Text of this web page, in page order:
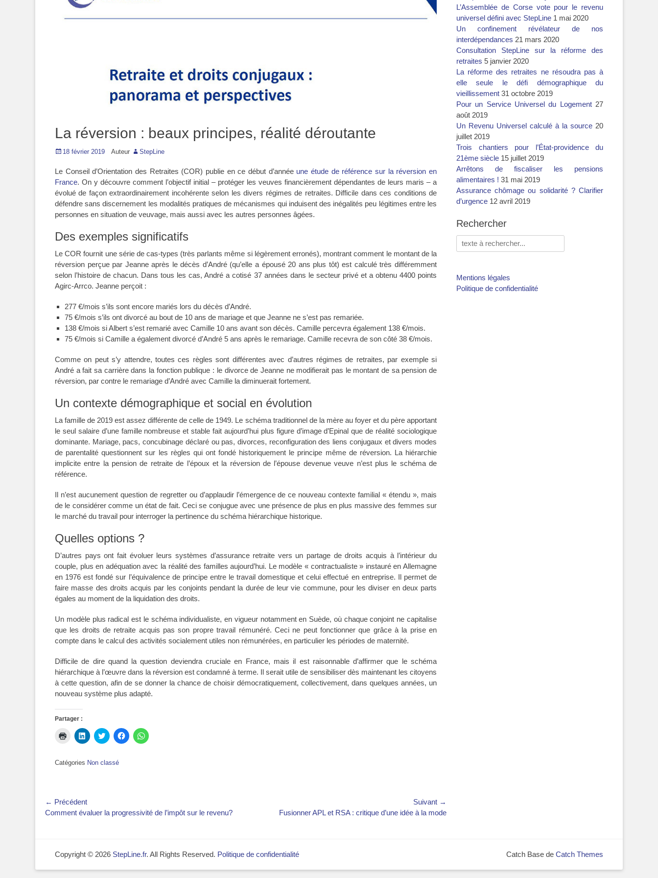
La réversion : beaux principes, réalité déroutante
Posted
18 février 2019 Auteur StepLine
Le Conseil d’Orientation des Retraites (COR) publie en ce début d’année une étude de référence sur la réversion en
France. On y découvre comment l’objectif initial – protéger les veuves financièrement dépendantes de leurs maris – a
évolué de façon extraordinairement incohérente selon les divers régimes de retraites. Difficile dans ces conditions de
défendre sans discernement les modalités pratiques de mécanismes qui induisent des inégalités peu légitimes entre les
personnes en situation de veuvage, mais aussi avec les autres personnes âgées.
Des exemples significatifs
Le COR fournit une série de cas-types (très parlants même si légèrement erronés), montrant comment le montant de la
réversion perçue par Jeanne après le décès d’André (qu’elle a épousé 20 ans plus tôt) est calculé très différemment
selon l’histoire de chacun. Dans tous les cas, André a cotisé 37 années dans le secteur privé et a obtenu 4400 points
Agirc-Arrco. Jeanne perçoit :
277 €/mois s’ils sont encore mariés lors du décès d’André.
75 €/mois s’ils ont divorcé au bout de 10 ans de mariage et que Jeanne ne s’est pas remariée.
138 €/mois si Albert s’est remarié avec Camille 10 ans avant son décès. Camille percevra également 138 €/mois.
75 €/mois si Camille a également divorcé d’André 5 ans après le remariage. Camille recevra de son côté 38 €/mois.
Comme on peut s’y attendre, toutes ces règles sont différentes avec d’autres régimes de retraites, par exemple si
André a fait sa carrière dans la fonction publique : le divorce de Jeanne ne modifierait pas le montant de sa pension de
réversion, par contre le remariage d’André avec Camille la diminuerait fortement.
Un contexte démographique et social en évolution
La famille de 2019 est assez différente de celle de 1949. Le schéma traditionnel de la mère au foyer et du père apportant
le seul salaire d’une famille nombreuse et stable fait aujourd’hui plus figure d’image d’Epinal que de réalité sociologique
dominante. Mariage, pacs, concubinage déclaré ou pas, divorces, reconfiguration des liens conjugaux et divers modes
de parentalité questionnent sur les règles qui ont fondé historiquement le principe même de réversion. La hiérarchie
implicite entre la pension de retraite de l’époux et la réversion de l’épouse devenue veuve n’est plus le schéma de
référence.
Il n’est aucunement question de regretter ou d’applaudir l’émergence de ce nouveau contexte familial « étendu », mais
de le considérer comme un état de fait. Ceci se conjugue avec une présence de plus en plus massive des femmes sur
le marché du travail pour interroger la pertinence du schéma hiérarchique historique.
Quelles options ?
D’autres pays ont fait évoluer leurs systèmes d’assurance retraite vers un partage de droits acquis à l’intérieur du
couple, plus en adéquation avec la réalité des familles aujourd’hui. Le modèle « contractualiste » instauré en Allemagne
en 1976 est fondé sur l’équivalence de principe entre le travail domestique et celui effectué en entreprise. Il permet de
faire masse des droits acquis par les conjoints pendant la durée de leur vie commune, pour les diviser en deux parts
égales au moment de la liquidation des droits.
Un modèle plus radical est le schéma individualiste, en vigueur notamment en Suède, où chaque conjoint ne capitalise
que les droits de retraite acquis pas son propre travail rémunéré. Ceci ne peut fonctionner que grâce à la prise en
compte dans le calcul des activités socialement utiles non rémunérées, en particulier les périodes de maternité.
Difficile de dire quand la question deviendra cruciale en France, mais il est raisonnable d’affirmer que le schéma
hiérarchique à l’œuvre dans la réversion est condamné à terme. Il serait utile de sensibiliser dès maintenant les citoyens
à cette question, afin de se donner la chance de choisir démocratiquement, collectivement, dans quelques années, un
nouveau système plus adapté.
Partager :
Cliquer
pour
une
nouvelle
Cliquez
pour
LinkedIn(ouvre
dans
Cliquez
pour
Twitter(ouvre
dans
Cliquez
pour
Cliquez
pour
Catégories Non classé
Navigation
de
← Précédent
Article
Comment évaluer la progressivité de l’impôt sur le revenu?
Suivant →
Fusionner APL et RSA : critique d’une idée à la mode
L’Assemblée de Corse vote pour le revenu
universel défini avec StepLine 1 mai 2020
Un confinement révélateur de nos
interdépendances 21 mars 2020
Consultation StepLine sur la réforme des
retraites 5 janvier 2020
La réforme des retraites ne résoudra pas à
elle seule le défi démographique du
vieillissement 31 octobre 2019
Pour un Service Universel du Logement 27
août 2019
Un Revenu Universel calculé à la source 20
juillet 2019
Trois chantiers pour l’État-providence du
21ème siècle 15 juillet 2019
Arrêtons de fiscaliser les pensions
alimentaires ! 31 mai 2019
Assurance chômage ou solidarité ? Clarifier
d’urgence 12 avril 2019
Rechercher
Rechercher :
Mentions légales
Politique de confidentialité
Copyright © 2026 StepLine.fr. All Rights Reserved. Politique de confidentialité Catch Base de Catch Themes